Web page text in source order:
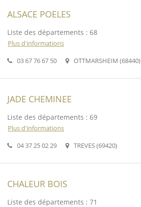
ALSACE POELES
Liste des départements : 68
Plus d'informations
03 67 76 67 50
OTTMARSHEIM (68440)
JADE CHEMINEE
Liste des départements : 69
Plus d'informations
04 37 25 02 29
TREVES (69420)
CHALEUR BOIS
Liste des départements : 71